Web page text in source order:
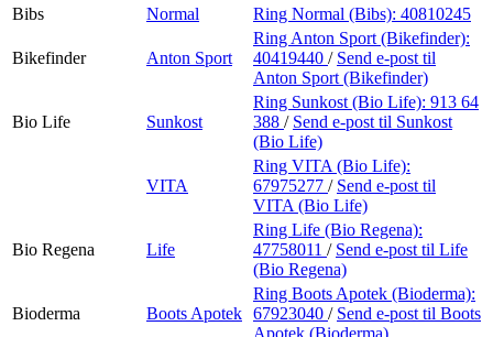
Bibs
Normal Ring Normal (Bibs): 40810245
Bikefinder Anton Sport
Ring Anton Sport (Bikefinder):
40419440 / Send e-post til
Anton Sport (Bikefinder)
Bio Life Sunkost
Ring Sunkost (Bio Life): 913 64
388 / Send e-post til Sunkost
(Bio Life)
VITA
Ring VITA (Bio Life):
67975277 / Send e-post til
VITA (Bio Life)
Bio Regena Life
Ring Life (Bio Regena):
47758011 / Send e-post til Life
(Bio Regena)
Bioderma Boots Apotek
Ring Boots Apotek (Bioderma):
67923040 / Send e-post til Boots
Apotek (Bioderma)